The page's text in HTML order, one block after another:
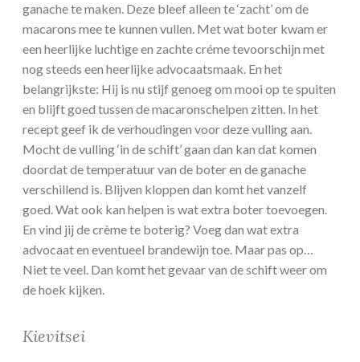
ganache te maken. Deze bleef alleen te ‘zacht’ om de
macarons mee te kunnen vullen. Met wat boter kwam er
een heerlijke luchtige en zachte créme tevoorschijn met
nog steeds een heerlijke advocaatsmaak. En het
belangrijkste: Hij is nu stijf genoeg om mooi op te spuiten
en blijft goed tussen de macaronschelpen zitten. In het
recept geef ik de verhoudingen voor deze vulling aan.
Mocht de vulling ‘in de schift’ gaan dan kan dat komen
doordat de temperatuur van de boter en de ganache
verschillend is. Blijven kloppen dan komt het vanzelf
goed. Wat ook kan helpen is wat extra boter toevoegen.
En vind jij de crème te boterig? Voeg dan wat extra
advocaat en eventueel brandewijn toe. Maar pas op…
Niet te veel. Dan komt het gevaar van de schift weer om
de hoek kijken.
Kievitsei